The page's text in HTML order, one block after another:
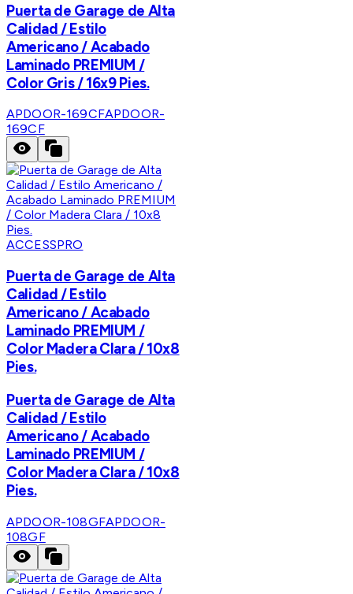
Puerta de Garage de Alta
Calidad / Estilo
Americano / Acabado
Laminado PREMIUM /
Color Gris / 16x9 Pies.
APDOOR-169CFAPDOOR-
169CF
ACCESSPRO
Puerta de Garage de Alta
Calidad / Estilo
Americano / Acabado
Laminado PREMIUM /
Color Madera Clara / 10x8
Pies.
Puerta de Garage de Alta
Calidad / Estilo
Americano / Acabado
Laminado PREMIUM /
Color Madera Clara / 10x8
Pies.
APDOOR-108GFAPDOOR-
108GF